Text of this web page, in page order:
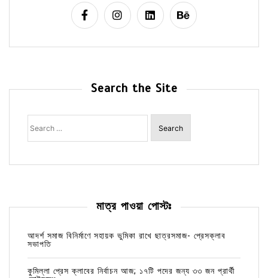
Search the Site
Search
for:
মাত্র পাওয়া পোস্টঃ
আদর্শ সমাজ বিনির্মাণে সহায়ক ভুমিকা রাখে ছাত্রসমাজ- প্রেসক্লাব
সভাপতি
কুমিল্লা প্রেস ক্লাবের নির্বাচন আজ; ১৭টি পদের জন্য ৩৩ জন প্রার্থী